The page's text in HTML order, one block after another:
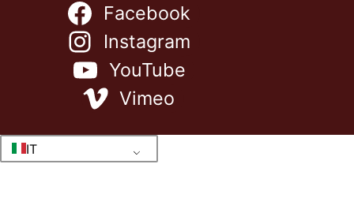
Facebook
Instagram
YouTube
Vimeo
IT